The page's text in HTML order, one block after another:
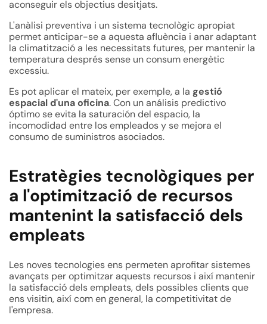
aconseguir els objectius desitjats.
L'anàlisi preventiva i un sistema tecnològic apropiat
permet anticipar-se a aquesta afluència i anar adaptant
la climatització a les necessitats futures, per mantenir la
temperatura després sense un consum energètic
excessiu.
Es pot aplicar el mateix, per exemple, a la gestió
espacial d'una oficina. Con un análisis predictivo
óptimo se evita la saturación del espacio, la
incomodidad entre los empleados y se mejora el
consumo de suministros asociados.
Estratègies tecnològiques per
a l'optimització de recursos
mantenint la satisfacció dels
empleats
Les noves tecnologies ens permeten aprofitar sistemes
avançats per optimitzar aquests recursos i així mantenir
la satisfacció dels empleats, dels possibles clients que
ens visitin, així com en general, la competitivitat de
l'empresa.